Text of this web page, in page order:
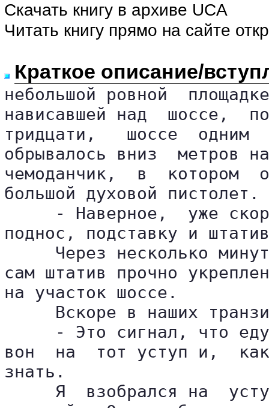
Скачать книгу в архиве UCA
Читать книгу прямо на сайте
Краткое описание/
небольшой ровной
нависавшей над  шоссе,
тридцати,   шоссе  одним
обрывалось вниз  метров
чемоданчик,  в  котором
большой духовой пистолет.
- Наверное,  уже
поднос, подставку и
Через несколько
сам штатив прочно
на участок шоссе.
Вскоре в наших
- Это сигнал, что
вон  на  тот уступ и,  как
знать.
Я  взобрался на